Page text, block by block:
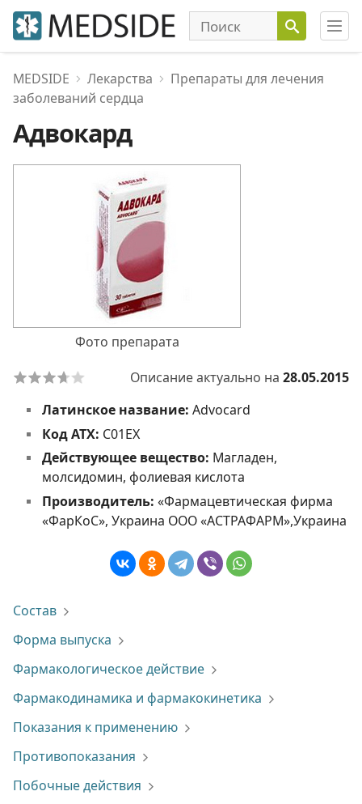
MEDSIDE Лекарства
Препараты для лечения
заболеваний сердца
Адвокард
Фото препарата
Описание актуально на 28.05.2015
Латинское название: Advocard
Код АТХ: С01ЕХ
Действующее вещество: Магладен,
молсидомин, фолиевая кислота
Производитель: «Фармацевтическая фирма
«ФарКоС», Украина ООО «АСТРАФАРМ»,Украина
Состав
Форма выпуска
Фармакологическое действие
Фармакодинамика и фармакокинетика
Показания к применению
Противопоказания
Побочные действия